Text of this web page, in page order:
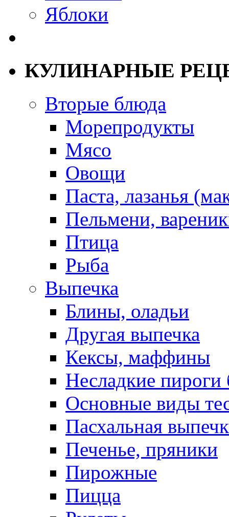
Яблоки
КУЛИНАРНЫЕ
Вторые блюда
Морепродукты
Мясо
Овощи
Паста, лазанья
Пельмени,
Птица
Рыба
Выпечка
Блины, оладьи
Другая выпечка
Кексы, маффины
Несладкие пироги
Основные виды
Пасхальная
Печенье, пряники
Пирожные
Пицца